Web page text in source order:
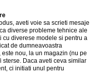
aveti voie sa scrieti mesaje
diverse probleme tehnice ale
cu diverese modele si pentru a
de dumneavoastra
nou, la un magazin (nu pe
sterse. Daca aveti ceva similar
ci initiati unul pentru